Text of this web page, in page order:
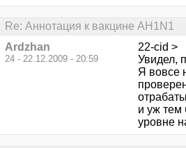
Re: Аннотация к вакцине AH1N1
Ardzhan
24 - 22.12.2009 - 20:59
22-cid >
Увидел,
Я вовсе
и уж тем
уровне